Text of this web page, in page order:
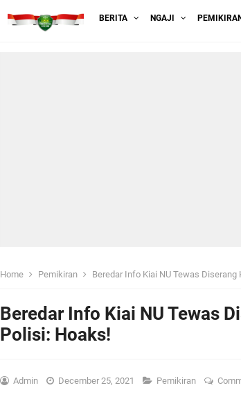
BERITA NGAJI PEMIKIRAN
Home Pemikiran Beredar Info Kiai NU Tewas Diserang
Beredar Info Kiai NU Tewas
Polisi: Hoaks!
Admin December 25, 2021 Pemikiran